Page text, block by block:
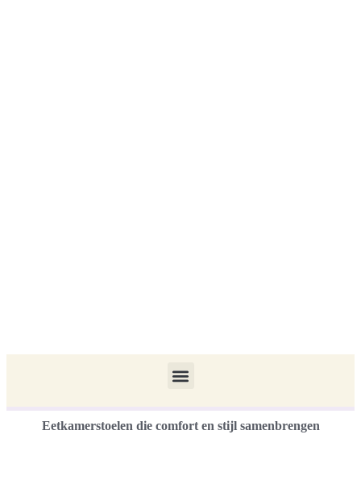
Eetkamerstoelen die comfort en stijl samenbrengen